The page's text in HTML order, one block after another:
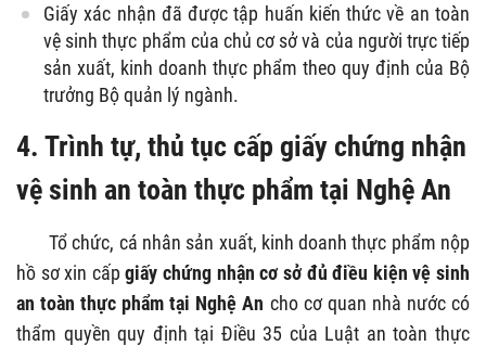
Giấy xác nhận đã được tập huấn kiến thức về an toàn
vệ sinh thực phẩm của chủ cơ sở và của người trực tiếp
sản xuất, kinh doanh thực phẩm theo quy định của Bộ
trưởng Bộ quản lý ngành.
4. Trình tự, thủ tục cấp giấy chứng nhận
vệ sinh an toàn thực phẩm tại Nghệ An
Tổ chức, cá nhân sản xuất, kinh doanh thực phẩm nộp
hồ sơ xin cấpgiấy chứng nhận cơ sở đủ điều kiện vệ sinh
an toàn thực phẩm tại Nghệ An cho cơ quan nhà nước có
thẩm quyền quy định tại Điều 35 của Luật an toàn thực